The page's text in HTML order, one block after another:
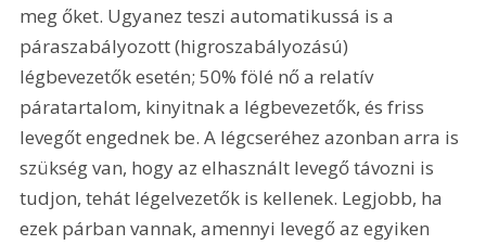
meg őket. Ugyanez teszi automatikussá is a
páraszabályozott (higroszabályozású)
légbevezetők esetén; 50% fölé nő a relatív
páratartalom, kinyitnak a légbevezetők, és friss
levegőt engednek be. A légcseréhez azonban arra is
szükség van, hogy az elhasznált levegő távozni is
tudjon, tehát légelvezetők is kellenek. Legjobb, ha
ezek párban vannak, amennyi levegő az egyiken